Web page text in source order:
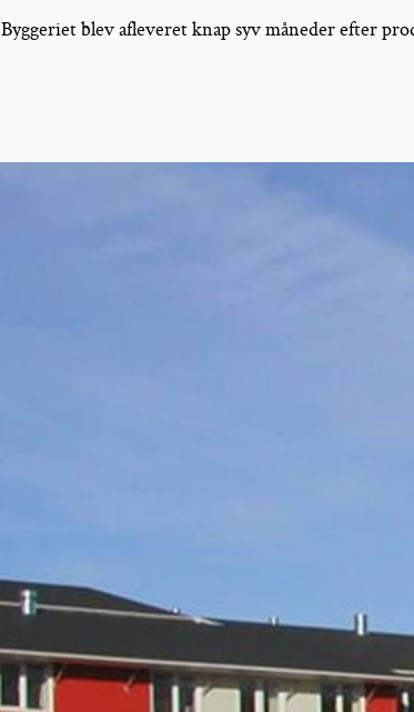
Byggeriet blev afleveret knap syv måneder efter